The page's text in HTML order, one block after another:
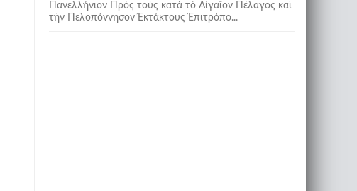
Πανελλήνιον Πρὸς τοὺς κατὰ τὸ Αἰγαῖον Πέλαγος καὶ
τὴν Πελοπόννησον Ἐκτάκτους Ἐπιτρόπο...